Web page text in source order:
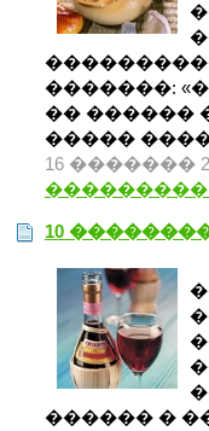
�������:
�� ������
�����
16 �������
10
������ �